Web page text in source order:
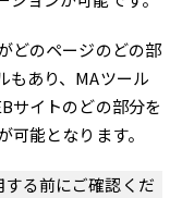
どのページのどの部
もあり、MAツール
サイトのどの部分を
能となります。
る前にご確認くだ